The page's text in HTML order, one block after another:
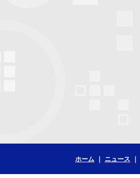
ホーム ニュース